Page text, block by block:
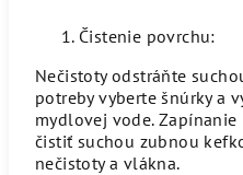
Čistenie povrchu:
Nečistoty odstráňte
potreby vyberte šnúrky a
mydlovej vode. Zapínanie
čistiť suchou zubnou
nečistoty a vlákna.